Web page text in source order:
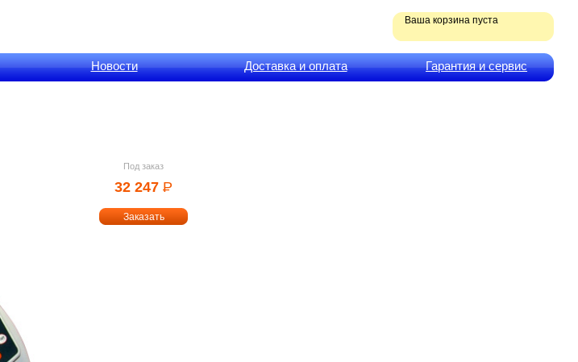
Ваша корзина пуста
Новости Доставка и оплата Гарантия и сервис
Под заказ
32 247 РУБ.